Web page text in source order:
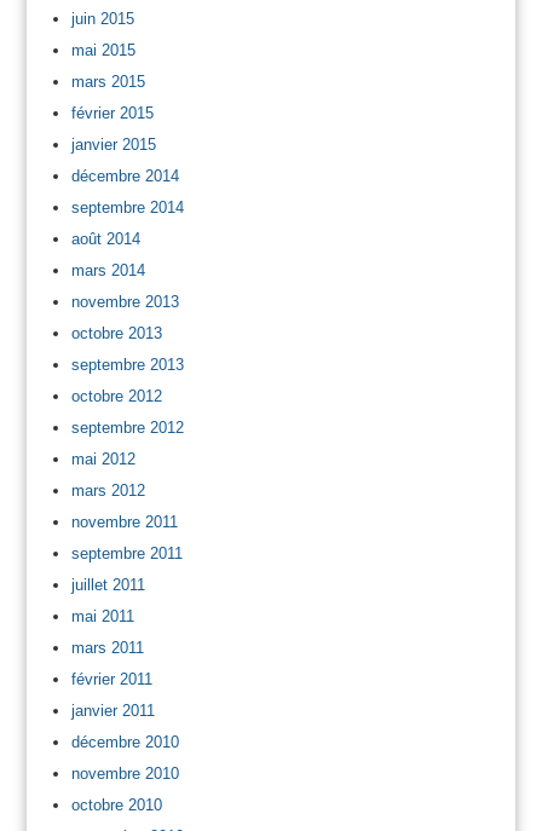
juin 2015
mai 2015
mars 2015
février 2015
janvier 2015
décembre 2014
septembre 2014
août 2014
mars 2014
novembre 2013
octobre 2013
septembre 2013
octobre 2012
septembre 2012
mai 2012
mars 2012
novembre 2011
septembre 2011
juillet 2011
mai 2011
mars 2011
février 2011
janvier 2011
décembre 2010
novembre 2010
octobre 2010